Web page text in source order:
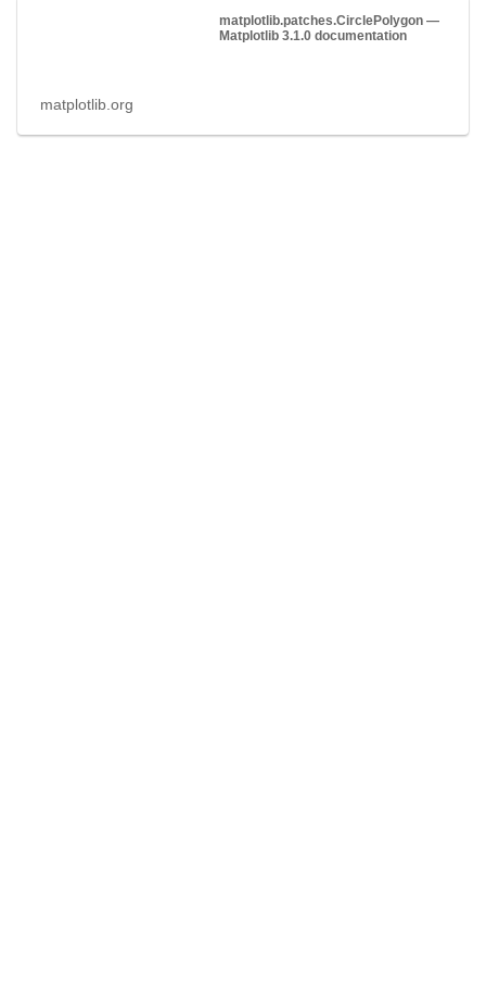
matplotlib.patches.CirclePolygon —
Matplotlib 3.1.0 documentation
matplotlib.org